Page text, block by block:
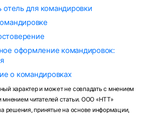
отель для командировки
оформление командировок:
о командировках
характер и может не совпадать с мнением
мнением читателей статьи. ООО «НТТ»
решения, принятые на основе информации,